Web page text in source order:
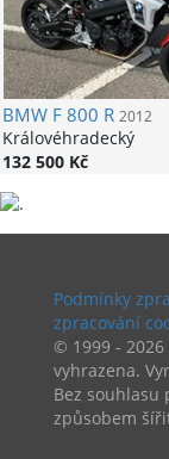
BMWF 800 R 2012
Královéhradecký
132 500 Kč
Podmínky
zpracování
© 1999 - 2026
vyhrazena.
Bez souhlasu
způsobem